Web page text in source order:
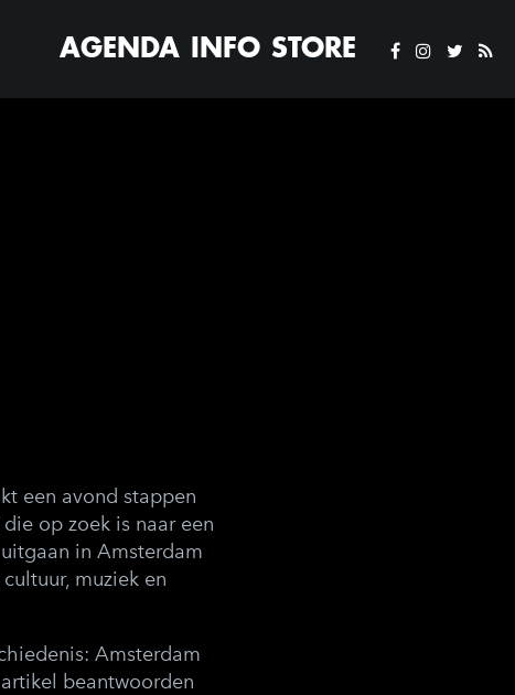
AGENDA INFO STORE
een avond stappen
op zoek is naar een
uitgaan in Amsterdam
muziek en
Amsterdam
beantwoorden